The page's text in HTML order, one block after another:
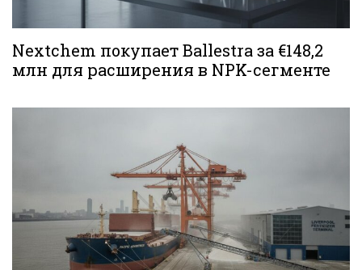
Nextchem покупает Ballestra за €148,2
млн для расширения в NPK-сегменте